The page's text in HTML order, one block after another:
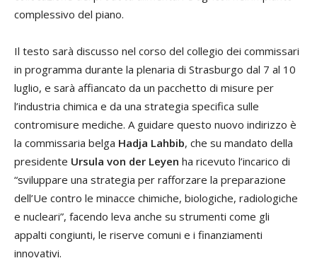
complessivo del piano.
Il testo sarà discusso nel corso del collegio dei commissari
in programma durante la plenaria di Strasburgo dal 7 al 10
luglio, e sarà affiancato da un pacchetto di misure per
l’industria chimica e da una strategia specifica sulle
contromisure mediche. A guidare questo nuovo indirizzo è
la commissaria belga Hadja Lahbib, che su mandato della
presidente Ursula von der Leyen ha ricevuto l’incarico di
“sviluppare una strategia per rafforzare la preparazione
dell’Ue contro le minacce chimiche, biologiche, radiologiche
e nucleari”, facendo leva anche su strumenti come gli
appalti congiunti, le riserve comuni e i finanziamenti
innovativi.